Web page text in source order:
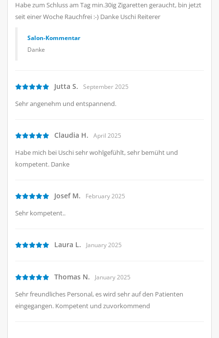
Habe zum Schluss am Tag min.30ig Zigaretten geraucht, bin jetzt
seit einer Woche Rauchfrei :-) Danke Uschi Reiterer
Salon-Kommentar
Danke
Jutta S. September 2025
Sehr angenehm und entspannend.
Claudia H. April 2025
Habe mich bei Uschi sehr wohlgefühlt, sehr bemüht und
kompetent. Danke
Josef M. February 2025
Sehr kompetent..
Laura L. January 2025
Thomas N. January 2025
Sehr freundliches Personal, es wird sehr auf den Patienten
eingegangen. Kompetent und zuvorkommend